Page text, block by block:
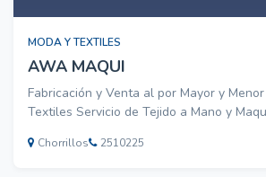
MODA Y TEXTILES
AWA MAQUI
Fabricación y Venta al por Mayor y
Textiles Servicio de Tejido a Mano y
Chorrillos 2510225